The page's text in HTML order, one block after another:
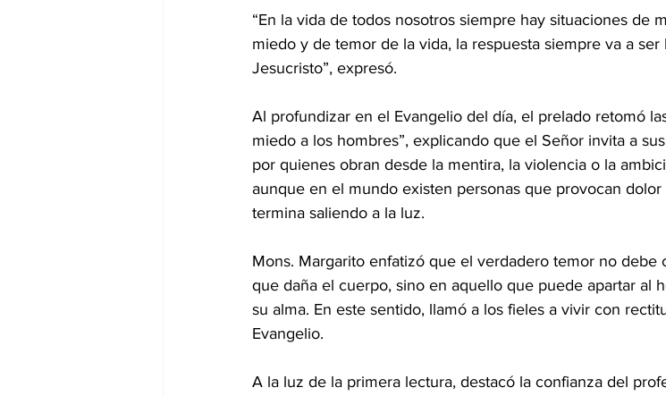
“En la vida de todos nosotros siempre hay situaciones de
miedo y de temor de la vida, la respuesta siempre va a
Jesucristo”, expresó.
Al profundizar en el Evangelio del día, el prelado retomó
miedo a los hombres”, explicando que el Señor invita a
por quienes obran desde la mentira, la violencia o la
aunque en el mundo existen personas que provocan
termina saliendo a la luz.
Mons. Margarito enfatizó que el verdadero temor no debe
que daña el cuerpo, sino en aquello que puede apartar al
su alma. En este sentido, llamó a los fieles a vivir con
Evangelio.
A la luz de la primera lectura, destacó la confianza del